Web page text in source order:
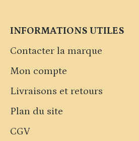
INFORMATIONS UTILES
Contacter la marque
Mon compte
Livraisons et retours
Plan du site
CGV